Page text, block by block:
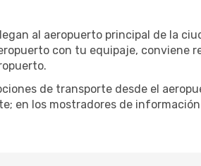
al aeropuerto principal de la
con tu equipaje, conviene
de transporte desde el
en los mostradores de